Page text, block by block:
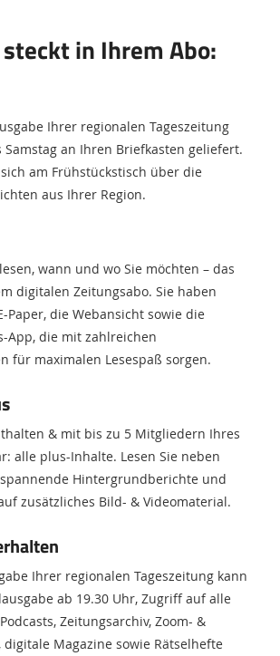
in Ihrem Abo:
Ihrer regionalen Tageszeitung
an Ihren Briefkasten geliefert.
am Frühstückstisch über die
aus Ihrer Region.
wann und wo Sie möchten – das
digitalen Zeitungsabo. Sie haben
Paper, die Webansicht sowie die
App, die mit zahlreichen
für maximalen Lesespaß sorgen.
& mit bis zu 5 Mitgliedern Ihres
alle plus-Inhalte. Lesen Sie neben
Hintergrundberichte und
zusätzliches Bild- & Videomaterial.
Ihrer regionalen Tageszeitung kann
ab 19.30 Uhr, Zugriff auf alle
Zeitungsarchiv, Zoom- &
Magazine sowie Rätselhefte